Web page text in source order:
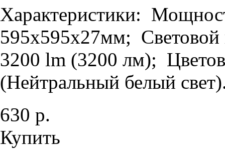
Характеристики:
595х595х27мм; Световой
3200 lm (3200 лм);
(Нейтральный белый
630 р.
Купить